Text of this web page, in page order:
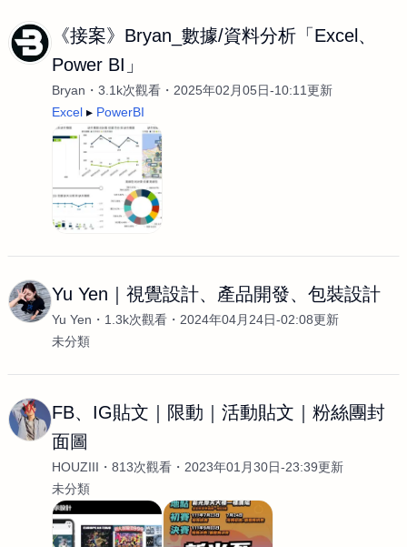
《接案》Bryan_數據/資料分析「Excel、
Power BI」
Bryan 3.1k次觀看
2025年02月05日-10:11更新
Excel
PowerBI
Yu Yen｜視覺設計、產品開發、包裝設計
Yu Yen 1.3k次觀看
2024年04月24日-02:08更新
未分類
FB、IG貼文｜限動｜活動貼文｜粉絲團封
面圖
HOUZIII 813次觀看
2023年01月30日-23:39更新
未分類